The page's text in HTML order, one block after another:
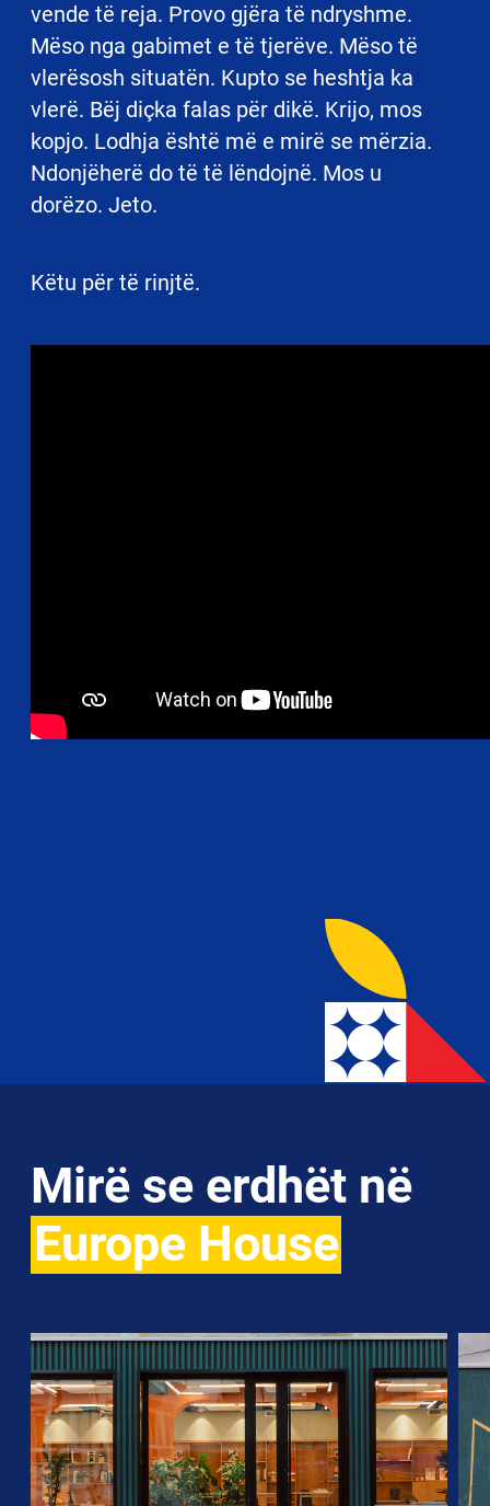
vende të reja. Provo gjëra të ndryshme.
Mëso nga gabimet e të tjerëve. Mëso të
vlerësosh situatën. Kupto se heshtja ka
vlerë. Bëj diçka falas për dikë. Krijo, mos
kopjo. Lodhja është më e mirë se mërzia.
Ndonjëherë do të të lëndojnë. Mos u
dorëzo. Jeto.
Këtu për të rinjtë.
Mirë se erdhët në
Europe House